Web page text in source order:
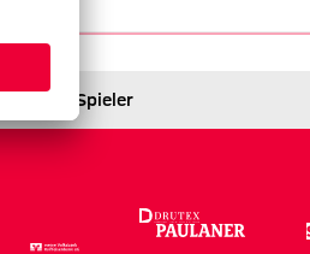
Spieler